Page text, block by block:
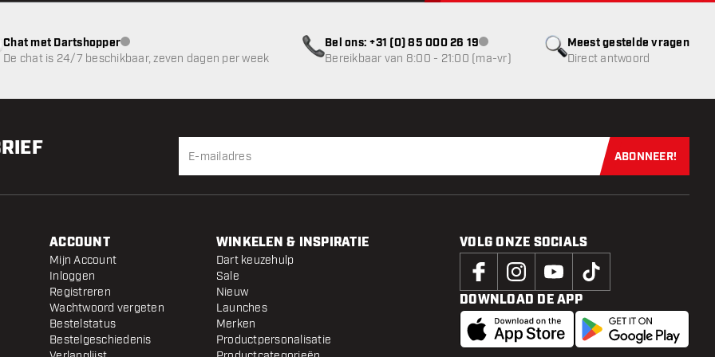
Meest gestelde vragen
Direct antwoord
Chat met Dartshopperklantenservice niet beschikbaar
De chat is 24/7 beschikbaar, zeven dagen per week
Bel ons: +31 (0) 85 000 26 19klantenservice niet beschikbaar
Bereikbaar van 8:00 - 21:00 (ma-vr)
Schrijf je
ABONNEER!
ACCOUNT
Mijn Account
Inloggen
Registreren
Wachtwoord vergeten
Bestelstatus
Bestelgeschiedenis
WINKELEN & INSPIRATIE
Dart keuzehulp
Sale
Nieuw
Launches
Merken
Productpersonalisatie
VOLG ONZE SOCIALS
DOWNLOAD DE APP